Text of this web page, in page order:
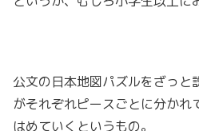
公文の日本地図パズルをざっ
がそれぞれピースごとに分かれ
はめていくというもの。